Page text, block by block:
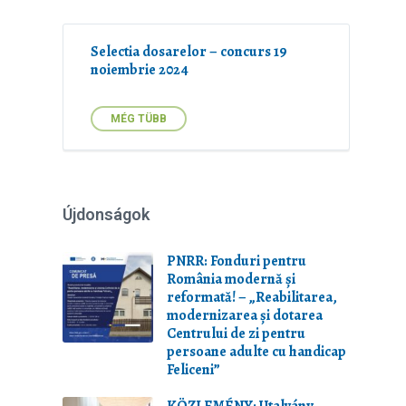
Selectia dosarelor – concurs 19
noiembrie 2024
MÉG TÜBB
Újdonságok
PNRR: Fonduri pentru
România modernă și
reformată! – „Reabilitarea,
modernizarea și dotarea
Centrului de zi pentru
persoane adulte cu handicap
Feliceni”